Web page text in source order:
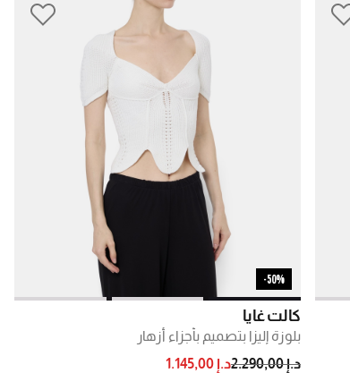
50%-
كالت غايا
بلوزة إليزا بتصميم بأجزاء أزهار
PRICE REDUCED FROM
د.إ 2.290,00 TO
د.إ 1.145,00